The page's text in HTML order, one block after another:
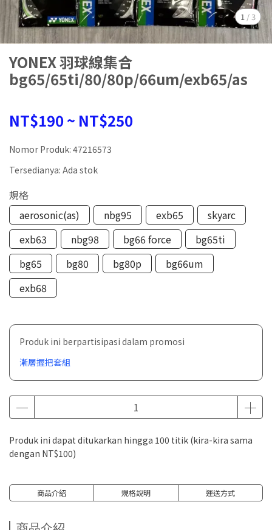
1 /3
YONEX 羽球線集合
bg65/65ti/80/80p/66um/exb65/as
NT$190 ~ NT$250
Nomor Produk: 47216573
Tersedianya: Ada stok
規格
aerosonic(as)
nbg95 exb65
skyarc
exb63
nbg98 bg66 force
bg65ti
bg65
bg80 bg80p
bg66um
exb68
Produk ini berpartisipasi dalam promosi
漸層握把套組
Produk ini dapat ditukarkan hingga 100 titik (kira-kira sama
dengan NT$100)
商品介紹 規格說明 運送方式